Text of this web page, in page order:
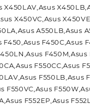
X450LAV,Asus
X450VC,Asus
A550LB,Asus
F450C,Asus
F550CC,Asus
F550LB,Asus
F550VC,Asus
F552EP,Asus